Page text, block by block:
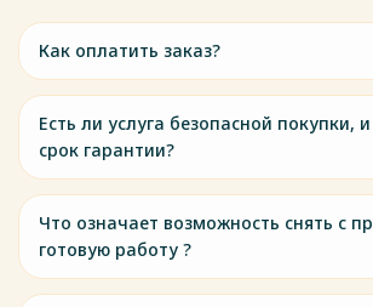
Как оплатить заказ?
Есть ли услуга безопасной покупки,
срок гарантии?
Что означает возможность снять с
готовую работу ?